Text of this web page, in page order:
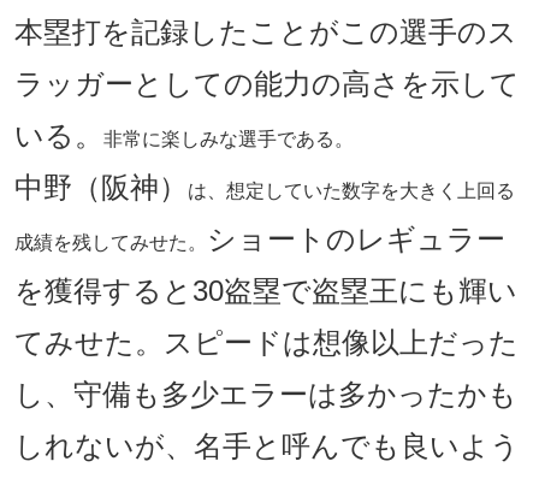
本塁打を記録したことがこの選手のス
ラッガーとしての能力の高さを示して
いる。
非常に楽しみな選手である。
中野（阪神） は、想定していた数字を大きく上回る
成績を残してみせた。
ショートのレギュラー
を獲得すると30盗塁で盗塁王にも輝い
てみせた。スピードは想像以上だった
し、守備も多少エラーは多かったかも
しれないが、名手と呼んでも良いよう